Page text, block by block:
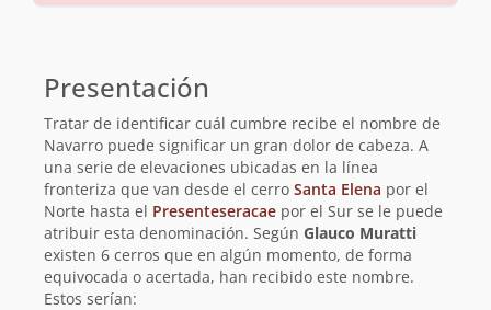
básica
Presentación
Tratar de identificar cuál cumbre recibe el nombre de
Navarro puede significar un gran dolor de cabeza. A
una serie de elevaciones ubicadas en la línea
fronteriza que van desde el cerro Santa Elena por el
Norte hasta el Presenteseracae por el Sur se le puede
atribuir esta denominación. Según Glauco Muratti
existen 6 cerros que en algún momento, de forma
equivocada o acertada, han recibido este nombre.
Estos serían: